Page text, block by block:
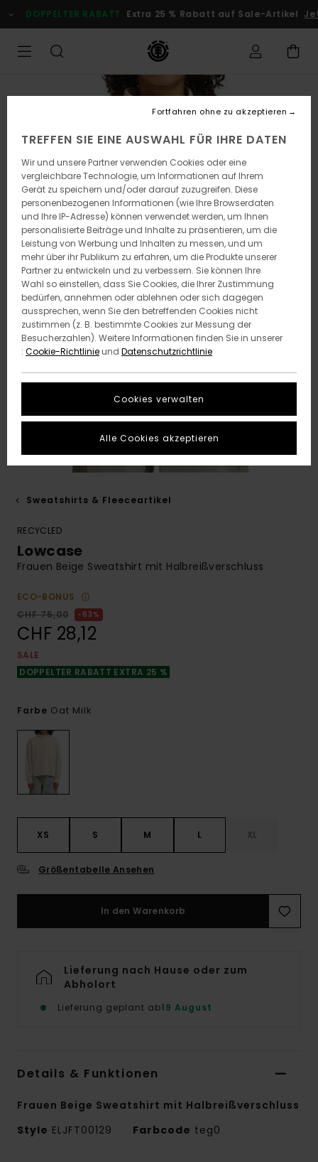
zur
Produktinformation
DOPPELTER RABATT Extra 25 % Rabatt auf Sale-Artikel
Sweatshirts & Fleeceartikel
RECYCLED
Lowcase
Frauen Beige Sweatshirt mit Halbreißverschluss
ECO-BONUS
CHF 75,00
63%
CHF 28,12
SALE
DOPPELTER RABATT EXTRA 25 %
Farbe Oat Milk
XS S M L XL
Größentabelle Ansehen
In den Warenkorb
Lieferung nach Hause oder zum
Abholort
Lieferung geplant ab19 August
Details & Funktionen
Frauen Beige Sweatshirt mit Halbreißverschluss
Style ELJFT00129 Farbcode teg0
TREFFEN SIE EINE AUSWAHL FÜR IHRE DATEN
Wir und unsere Partner verwenden Cookies oder eine
vergleichbare Technologie, um Informationen auf Ihrem
Gerät zu speichern und/oder darauf zuzugreifen. Diese
personenbezogenen Informationen (wie Ihre Browserdaten
und Ihre IP-Adresse) können verwendet werden, um Ihnen
personalisierte Beiträge und Inhalte zu präsentieren, um die
Leistung von Werbung und Inhalten zu messen, und um
mehr über ihr Publikum zu erfahren, um die Produkte unserer
Partner zu entwickeln und zu verbessern. Sie können Ihre
Wahl so einstellen, dass Sie Cookies, die Ihrer Zustimmung
bedürfen, annehmen oder ablehnen oder sich dagegen
aussprechen, wenn Sie den betreffenden Cookies nicht
zustimmen (z. B. bestimmte Cookies zur Messung der
Besucherzahlen). Weitere Informationen finden Sie in unserer
: Cookie-Richtlinieund Datenschutzrichtlinie
Cookies verwalten
Fortfahren ohne zu akzeptieren
Alle Cookies akzeptieren